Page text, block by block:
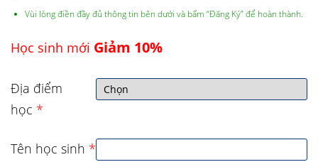
Vùi lòng điền đầy đủ thông tin bên dưới và bấm “Đăng Ký” để hoàn thành.
Học sinh mới Giảm 10%
Địa điểm
học *
Tên học sinh *